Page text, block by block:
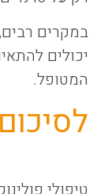
במקרים
יכולים
המטופל.
לסיכום
טיפולי